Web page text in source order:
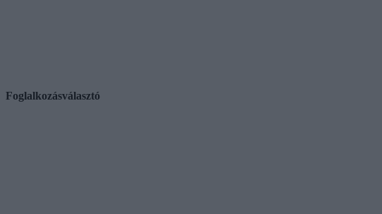
Foglalkozásválasztó